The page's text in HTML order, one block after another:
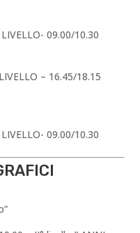
09.00/10.30
– 16.45/18.15
09.00/10.30